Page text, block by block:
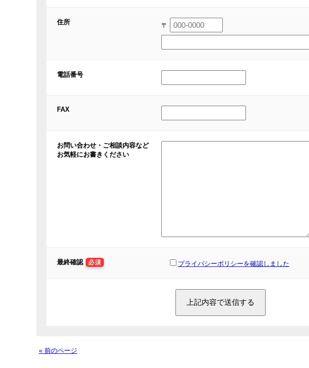
住所 〒
電話番号
FAX
お問い合わせ・ご相談内容など
お気軽にお書きください
最終確認 必須 プライバシーポリシーを確認しました
« 前のページ